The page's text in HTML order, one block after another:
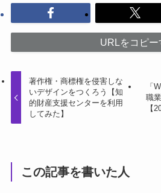
URLをコピー
著作権・商標権を侵害しな
いデザインをつくろう【知
的財産支援センターを利用
してみた】
「
職
【
この記事を書いた人